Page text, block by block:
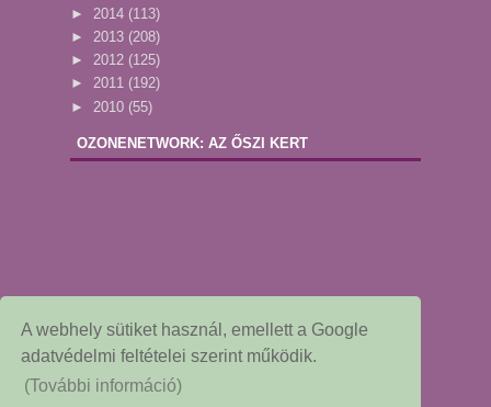
A webhely sütiket használ, emellett a Google
adatvédelmi feltételei szerint működik.
(További információ)
► 2014 (113)
► 2013 (208)
► 2012 (125)
► 2011 (192)
► 2010 (55)
OZONENETWORK: AZ ŐSZI KERT